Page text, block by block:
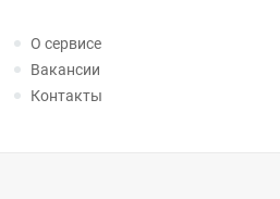
О сервисе
Вакансии
Контакты